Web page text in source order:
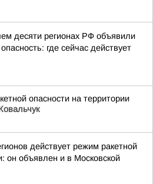
десяти регионах РФ объявили
где сейчас действует
опасности на территории
действует режим ракетной
он объявлен и в Московской